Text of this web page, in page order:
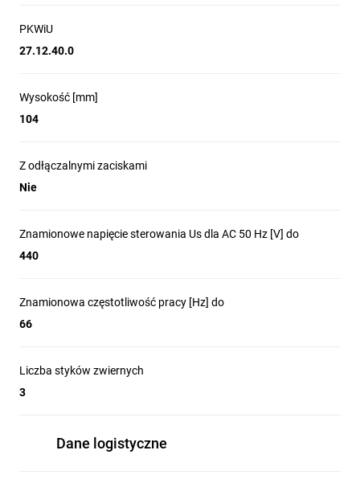
PKWiU
27.12.40.0
Wysokość [mm]
104
Z odłączalnymi zaciskami
Nie
Znamionowe napięcie sterowania Us dla AC 50 Hz [V] do
440
Znamionowa częstotliwość pracy [Hz] do
66
Liczba styków zwiernych
3
Dane logistyczne